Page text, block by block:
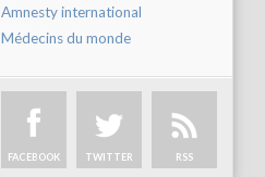
Amnesty international
Médecins du monde
FACEBOOK TWITTER RSS